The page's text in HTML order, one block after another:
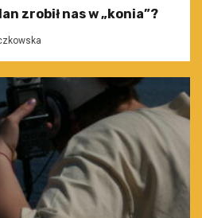
zrobił nas w „konia”?